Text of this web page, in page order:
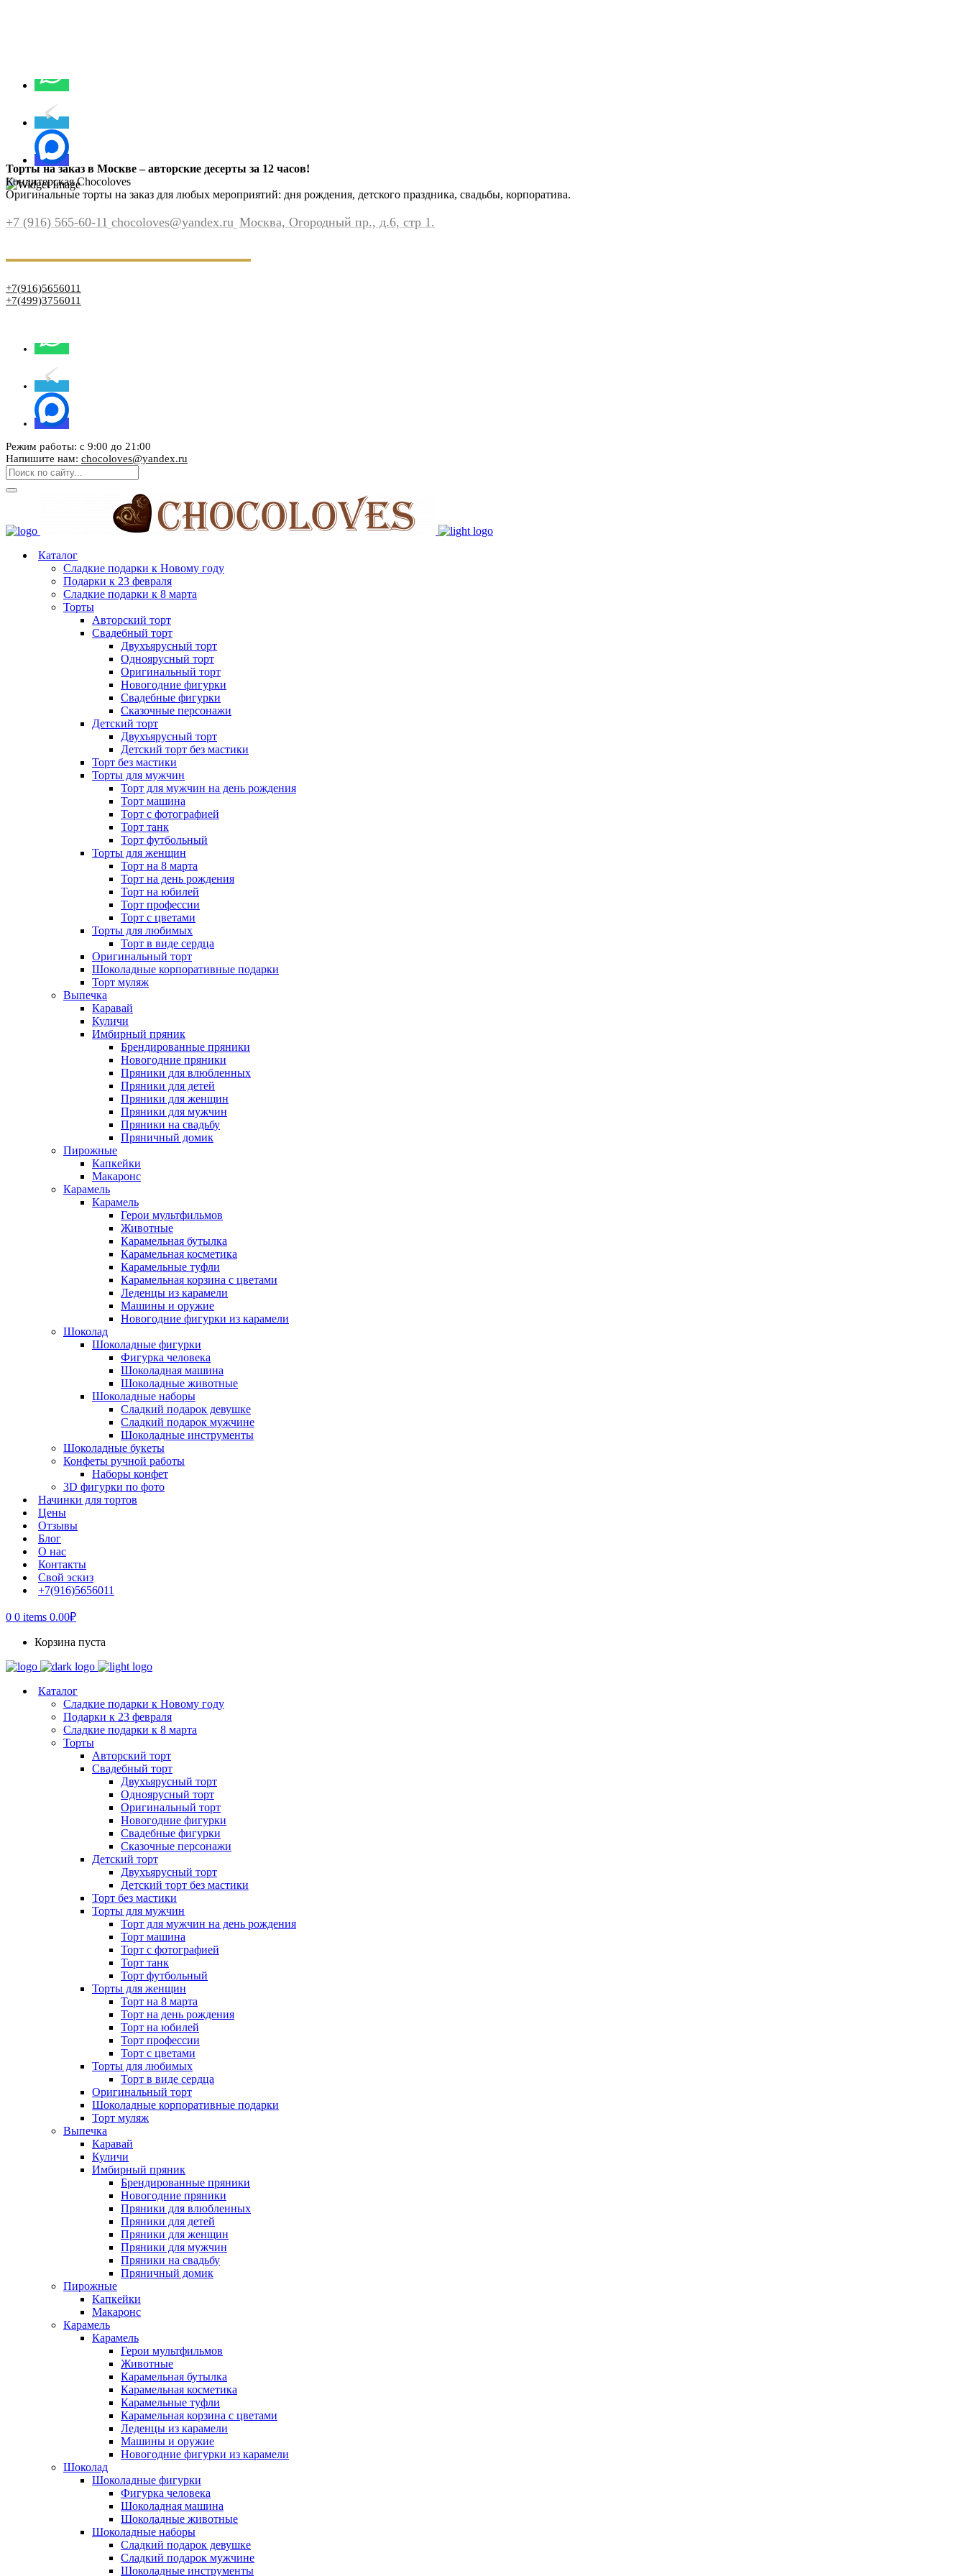
Торты на заказ в Москве – авторские десерты за 12 часов!
Кондитерская Chocoloves
Оригинальные торты на заказ для любых мероприятий: дня рождения, детского праздника, свадьбы, корпоратива.
+7 (916) 565-60-11 chocoloves@yandex.ru Москва, Огородный пр., д.6, стр 1.
+7(916)5656011
+7(499)3756011
Режим работы: с 9:00 до 21:00
Напишите нам: chocoloves@yandex.ru
Каталог
Сладкие подарки к Новому году
Подарки к 23 февраля
Сладкие подарки к 8 марта
Торты
Авторский торт
Свадебный торт
Двухъярусный торт
Одноярусный торт
Оригинальный торт
Новогодние фигурки
Свадебные фигурки
Сказочные персонажи
Детский торт
Двухъярусный торт
Детский торт без мастики
Торт без мастики
Торты для мужчин
Торт для мужчин на день рождения
Торт машина
Торт с фотографией
Торт танк
Торт футбольный
Торты для женщин
Торт на 8 марта
Торт на день рождения
Торт на юбилей
Торт профессии
Торт с цветами
Торты для любимых
Торт в виде сердца
Оригинальный торт
Шоколадные корпоративные подарки
Торт муляж
Выпечка
Каравай
Куличи
Имбирный пряник
Брендированные пряники
Новогодние пряники
Пряники для влюбленных
Пряники для детей
Пряники для женщин
Пряники для мужчин
Пряники на свадьбу
Пряничный домик
Пирожные
Капкейки
Макаронс
Карамель
Карамель
Герои мультфильмов
Животные
Карамельная бутылка
Карамельная косметика
Карамельные туфли
Карамельная корзина с цветами
Леденцы из карамели
Машины и оружие
Новогодние фигурки из карамели
Шоколад
Шоколадные фигурки
Фигурка человека
Шоколадная машина
Шоколадные животные
Шоколадные наборы
Сладкий подарок девушке
Сладкий подарок мужчине
Шоколадные инструменты
Шоколадные букеты
Конфеты ручной работы
Наборы конфет
3D фигурки по фото
Начинки для тортов
Цены
Отзывы
Блог
О нас
Контакты
Свой эскиз
+7(916)5656011
0 0 items 0.00₽
Корзина пуста
Каталог
Сладкие подарки к Новому году
Подарки к 23 февраля
Сладкие подарки к 8 марта
Торты
Авторский торт
Свадебный торт
Двухъярусный торт
Одноярусный торт
Оригинальный торт
Новогодние фигурки
Свадебные фигурки
Сказочные персонажи
Детский торт
Двухъярусный торт
Детский торт без мастики
Торт без мастики
Торты для мужчин
Торт для мужчин на день рождения
Торт машина
Торт с фотографией
Торт танк
Торт футбольный
Торты для женщин
Торт на 8 марта
Торт на день рождения
Торт на юбилей
Торт профессии
Торт с цветами
Торты для любимых
Торт в виде сердца
Оригинальный торт
Шоколадные корпоративные подарки
Торт муляж
Выпечка
Каравай
Куличи
Имбирный пряник
Брендированные пряники
Новогодние пряники
Пряники для влюбленных
Пряники для детей
Пряники для женщин
Пряники для мужчин
Пряники на свадьбу
Пряничный домик
Пирожные
Капкейки
Макаронс
Карамель
Карамель
Герои мультфильмов
Животные
Карамельная бутылка
Карамельная косметика
Карамельные туфли
Карамельная корзина с цветами
Леденцы из карамели
Машины и оружие
Новогодние фигурки из карамели
Шоколад
Шоколадные фигурки
Фигурка человека
Шоколадная машина
Шоколадные животные
Шоколадные наборы
Сладкий подарок девушке
Сладкий подарок мужчине
Шоколадные инструменты